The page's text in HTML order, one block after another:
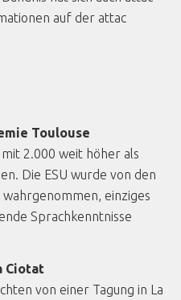
auf der attac
Toulouse
2.000 weit höher als
Die ESU wurde von den
einziges
Sprachkenntnisse
Ciotat
von einer Tagung in La